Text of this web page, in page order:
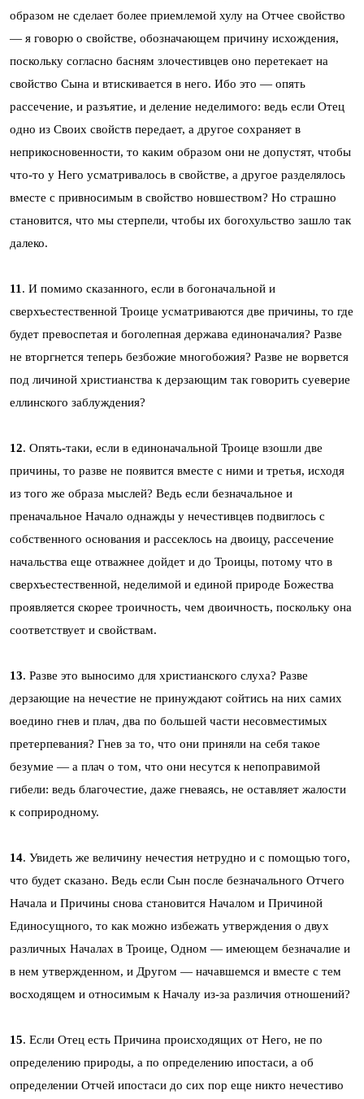
образом не сделает более приемлемой хулу на Отчее свойство
— я говорю о свойстве, обозначающем причину исхождения,
поскольку согласно басням злочестивцев оно перетекает на
свойство Сына и втискивается в него. Ибо это — опять
рассечение, и разъятие, и деление неделимого: ведь если Отец
одно из Своих свойств передает, а другое сохраняет в
неприкосновенности, то каким образом они не допустят, чтобы
что-то у Него усматривалось в свойстве, а другое разделялось
вместе с привносимым в свойство новшеством? Но страшно
становится, что мы стерпели, чтобы их богохульство зашло так
далеко.
11 . И помимо сказанного, если в богоначальной и
сверхъестественной Троице усматриваются две причины, то где
будет превоспетая и боголепная держава единоначалия? Разве
не вторгнется теперь безбожие многобожия? Разве не ворвется
под личиной христианства к дерзающим так говорить суеверие
еллинского заблуждения?
12. Опять-таки, если в единоначальной Троице взошли две
причины, то разве не появится вместе с ними и третья, исходя
из того же образа мыслей? Ведь если безначальное и
преначальное Начало однажды у нечестивцев подвиглось с
собственного основания и рассеклось на двоицу, рассечение
начальства еще отважнее дойдет и до Троицы, потому что в
сверхъестественной, неделимой и единой природе Божества
проявляется скорее троичность, чем двоичность, поскольку она
соответствует и свойствам.
13. Разве это выносимо для христианского слуха? Разве
дерзающие на нечестие не принуждают сойтись на них самих
воедино гнев и плач, два по большей части несовместимых
претерпевания? Гнев за то, что они приняли на себя такое
безумие — а плач о том, что они несутся к непоправимой
гибели: ведь благочестие, даже гневаясь, не оставляет жалости
к соприродному.
14. Увидеть же величину нечестия нетрудно и с помощью того,
что будет сказано. Ведь если Сын после безначального Отчего
Начала и Причины снова становится Началом и Причиной
Единосущного, то как можно избежать утверждения о двух
различных Началах в Троице, Одном — имеющем безначалие и
в нем утвержденном, и Другом — начавшемся и вместе с тем
восходящем и относимым к Началу из-за различия отношений?
15. Если Отец есть Причина происходящих от Него, не по
определению природы, а по определению ипостаси, а об
определении Отчей ипостаси до сих пор еще никто нечестиво